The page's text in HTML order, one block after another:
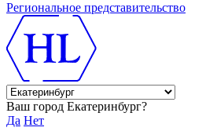
Региональное представительство
Ваш город Екатеринбург?
Да Нет